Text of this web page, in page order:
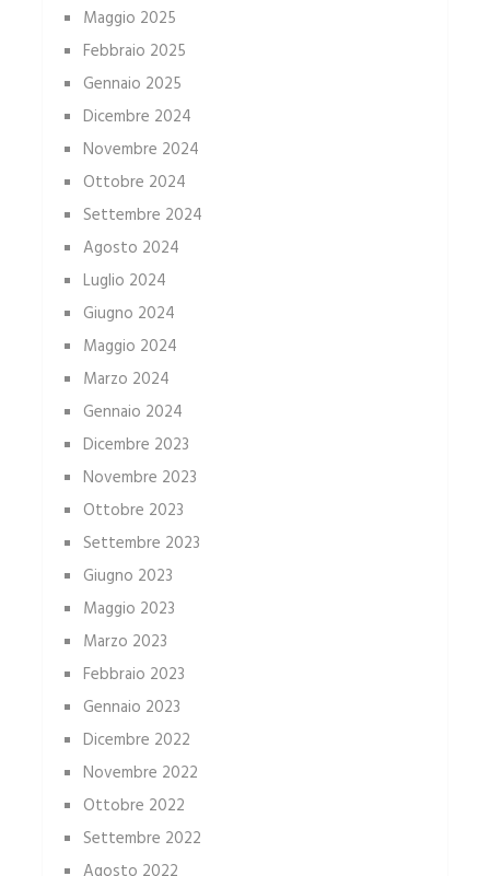
Maggio 2025
Febbraio 2025
Gennaio 2025
Dicembre 2024
Novembre 2024
Ottobre 2024
Settembre 2024
Agosto 2024
Luglio 2024
Giugno 2024
Maggio 2024
Marzo 2024
Gennaio 2024
Dicembre 2023
Novembre 2023
Ottobre 2023
Settembre 2023
Giugno 2023
Maggio 2023
Marzo 2023
Febbraio 2023
Gennaio 2023
Dicembre 2022
Novembre 2022
Ottobre 2022
Settembre 2022